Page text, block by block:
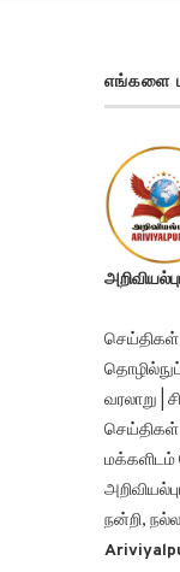
எங்களை
வரலாறு |
நன்றி,